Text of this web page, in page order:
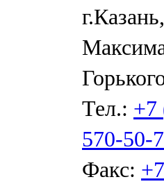
Тел.: +7
570-50-
Факс: